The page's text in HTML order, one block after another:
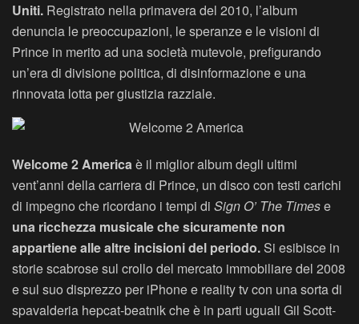
Uniti. Registrato nella primavera del 2010, l’album
denuncia le preoccupazioni, le speranze e le visioni di
Prince in merito ad una società mutevole, prefigurando
un’era di divisione politica, di disinformazione e una
rinnovata lotta per giustizia razziale.
Welcome 2 Americaè il miglior album degli ultimi
vent’anni della carriera di Prince, un disco con testi carichi
di impegno che ricordano i tempi di Sign O’ The Timese
una ricchezza musicale che sicuramente non
appartiene alle altre incisioni del periodo. Si esibisce in
storie scabrose sul crollo del mercato immobiliare del 2008
e sul suo disprezzo per iPhone e reality tv con una sorta di
spavalderia hepcat-beatnik che è in parti uguali Gil Scott-